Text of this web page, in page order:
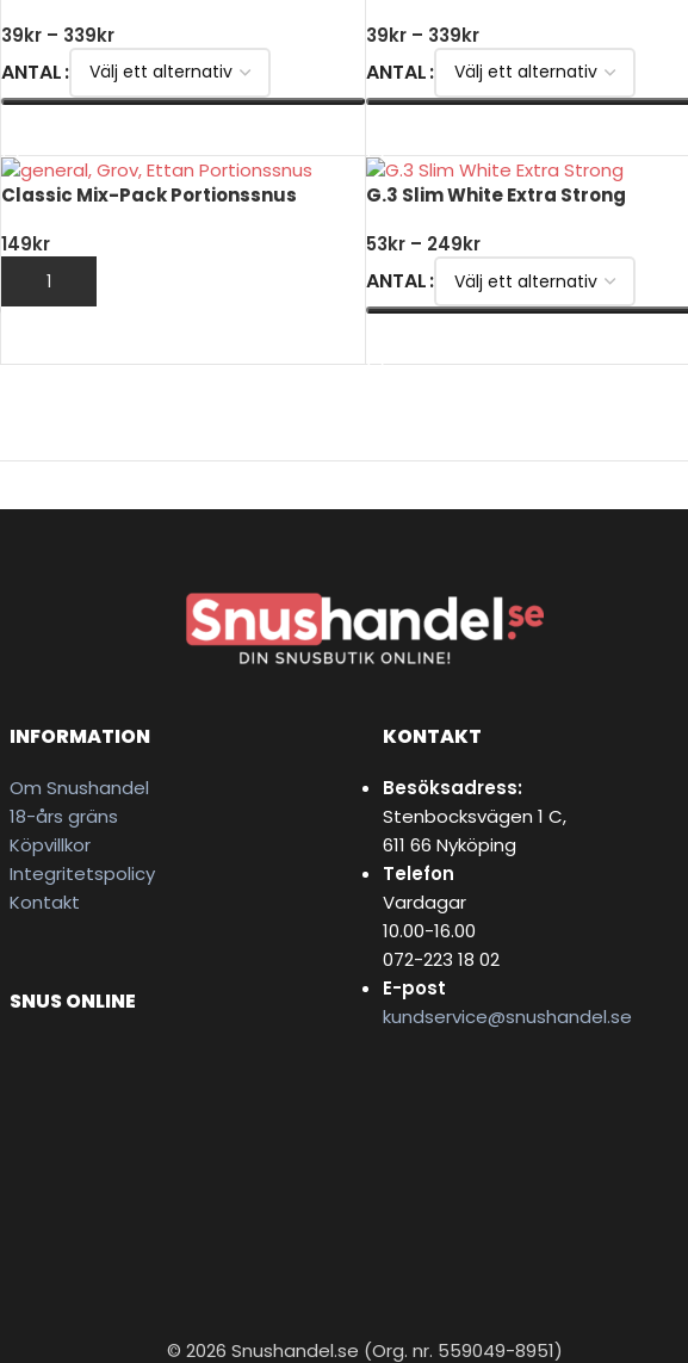
39kr – 339kr
ANTAL
39kr – 339kr
ANTAL
Classic Mix-Pack Portionssnus
149kr
LÄGG TILL I VARUKORG
G.3 Slim White Extra Strong
53kr – 249kr
ANTAL
INFORMATION
Om Snushandel
18-års gräns
Köpvillkor
Integritetspolicy
Kontakt
SNUS ONLINE
KONTAKT
Besöksadress:
Stenbocksvägen 1 C,
611 66 Nyköping
Telefon
Vardagar
10.00-16.00
072-223 18 02
E-post
kundservice@snushandel.se
© 2026 Snushandel.se (Org. nr. 559049-8951)